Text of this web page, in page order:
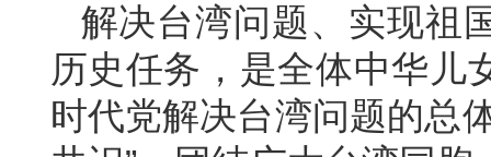
解决台湾问题、实现祖
历史任务，是全体中华儿
时代党解决台湾问题的总